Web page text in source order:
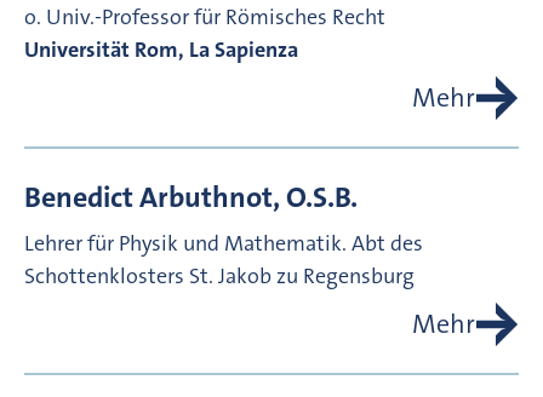
o. Univ.-Professor für Römisches Recht
Universität Rom, La Sapienza
Mehr
BenedictArbuthnot, O.S.B.
Lehrer für Physik und Mathematik. Abt des
Schottenklosters St. Jakob zu Regensburg
Mehr